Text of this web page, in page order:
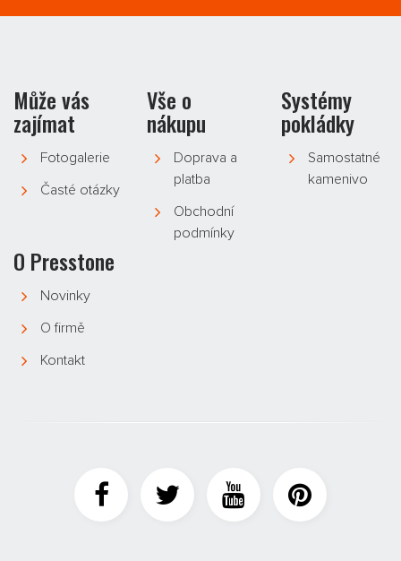
Může vás
zajímat
Fotogalerie
Časté otázky
Vše o
nákupu
Doprava a
platba
Obchodní
podmínky
Systémy
pokládky
Samostatné
kamenivo
O Presstone
Novinky
O firmě
Kontakt